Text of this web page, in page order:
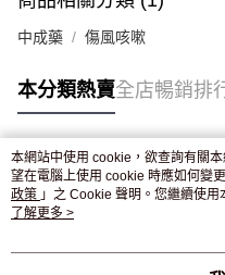
中成藥 傷風咳嗽
本分類熱賣全店暢銷排
熱門標籤
熱銷排行
本網站中使用 cookie，欲查詢有關
望在電腦上使用 cookie 時應如何變
政策 」之 Cookie 聲明。您繼續使
條款之 Cookie 聲明使用 cookie。
了解更多 >